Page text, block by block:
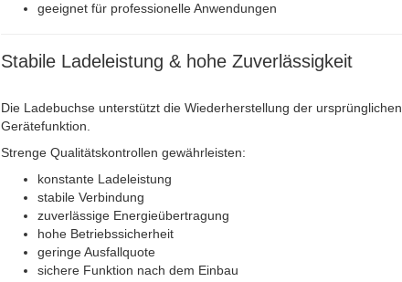
geeignet für professionelle Anwendungen
Stabile Ladeleistung & hohe Zuverlässigkeit
Die Ladebuchse unterstützt die Wiederherstellung der ursprünglichen
Gerätefunktion.
Strenge Qualitätskontrollen gewährleisten:
konstante Ladeleistung
stabile Verbindung
zuverlässige Energieübertragung
hohe Betriebssicherheit
geringe Ausfallquote
sichere Funktion nach dem Einbau